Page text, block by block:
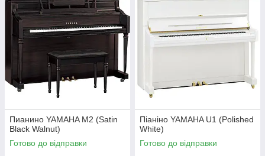
Пианино YAMAHA M2 (Satin
Black Walnut)
Готово до відправки
Піаніно YAMAHA U1 (Polished
White)
Готово до відправки